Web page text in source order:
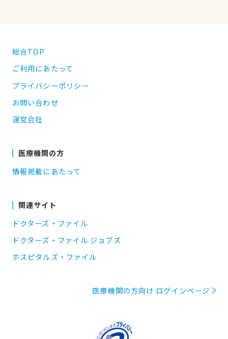
総合TOP
ご利用にあたって
プライバシーポリシー
お問い合わせ
運営会社
医療機関の方
情報掲載にあたって
関連サイト
ドクターズ・ファイル
ドクターズ・ファイル ジョブズ
ホスピタルズ・ファイル
医療機関の方向け ログインページ